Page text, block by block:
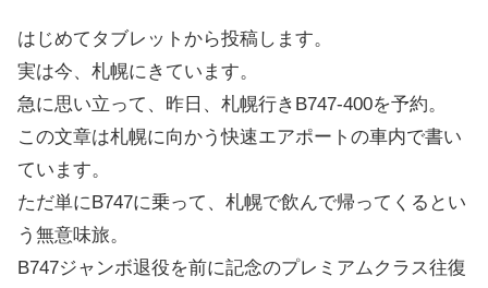
はじめてタブレットから投稿します。
実は今、札幌にきています。
急に思い立って、昨日、札幌行きB747-400を予約。
この文章は札幌に向かう快速エアポートの車内で書い
ています。
ただ単にB747に乗って、札幌で飲んで帰ってくるとい
う無意味旅。
B747ジャンボ退役を前に記念のプレミアムクラス往復